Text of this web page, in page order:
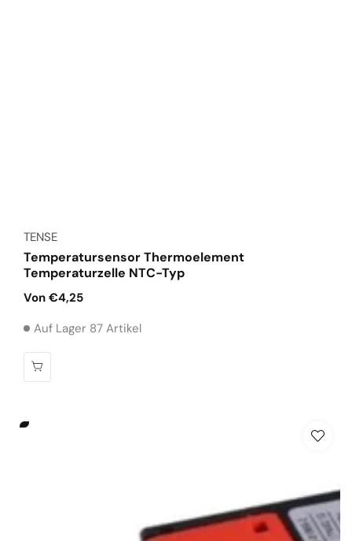
TENSE
Temperatursensor Thermoelement
Temperaturzelle NTC-Typ
Normaler
Von €4,25
Auf Lager 87 Artikel